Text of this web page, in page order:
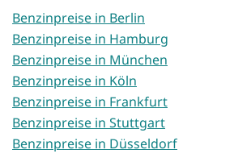
Benzinpreise in Berlin
Benzinpreise in Hamburg
Benzinpreise in München
Benzinpreise in Köln
Benzinpreise in Frankfurt
Benzinpreise in Stuttgart
Benzinpreise in Düsseldorf